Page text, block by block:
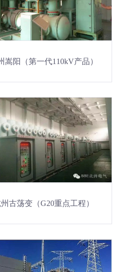
嵩阳（第一代110kV产品）
古荡变（G20重点工程）